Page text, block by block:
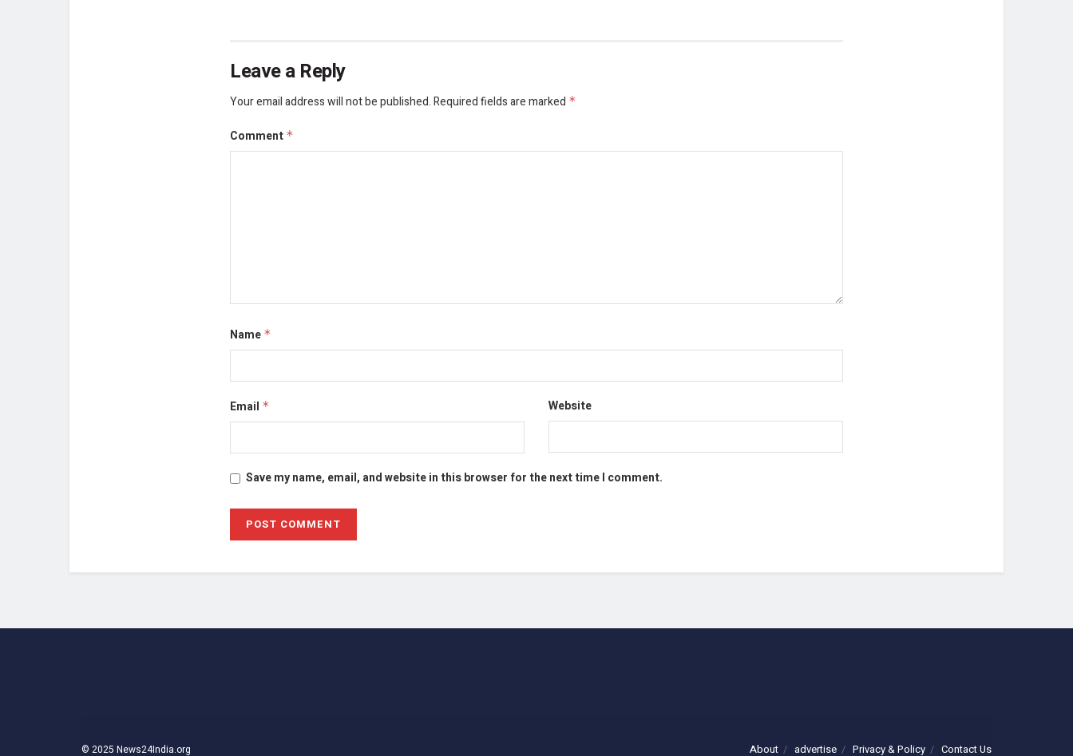
Leave a Reply
Your email address will not be published.Required fields are marked *
Comment *
Name *
Email * Website
Save my name, email, and website in this browser for the next time I comment.
About advertise Privacy & Policy Contact Us
© 2025 News24India.org